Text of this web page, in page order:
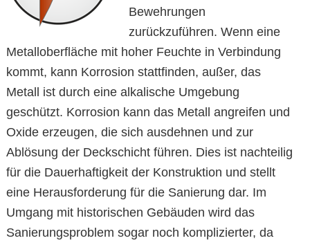
Bewehrungen
zurückzuführen. Wenn eine
Metalloberfläche mit hoher Feuchte in Verbindung
kommt, kann Korrosion stattfinden, außer, das
Metall ist durch eine alkalische Umgebung
geschützt. Korrosion kann das Metall angreifen und
Oxide erzeugen, die sich ausdehnen und zur
Ablösung der Deckschicht führen. Dies ist nachteilig
für die Dauerhaftigkeit der Konstruktion und stellt
eine Herausforderung für die Sanierung dar. Im
Umgang mit historischen Gebäuden wird das
Sanierungsproblem sogar noch komplizierter, da